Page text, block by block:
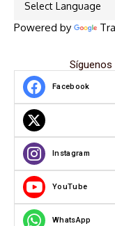
Powered by
Facebook
Instagram
YouTube
WhatsApp